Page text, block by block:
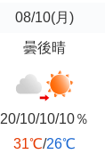
08/10(月)
曇後晴
20/10/10/10％
31℃/26℃